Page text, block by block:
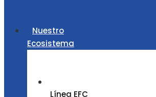
Nuestro
Ecosistema
Línea EFC